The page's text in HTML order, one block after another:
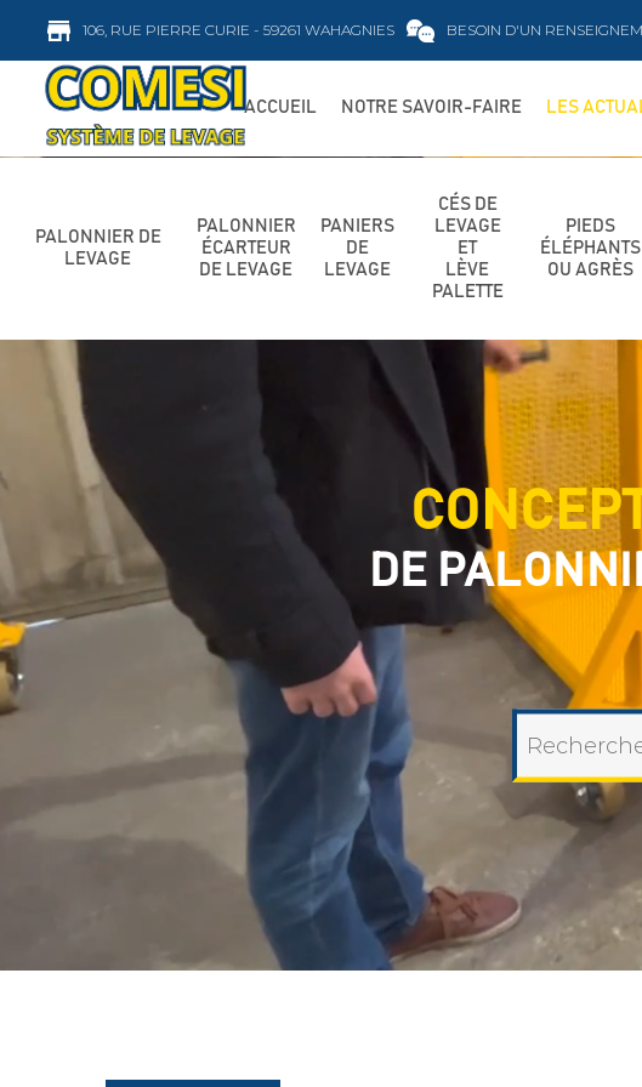
106, RUE PIERRE CURIE - 59261 WAHAGNIES BESOIN D'UN
ACCUEIL NOTRE SAVOIR-FAIRE LES
PALONNIER DE
LEVAGE
PALONNIER
ÉCARTEUR
DE LEVAGE
PANIERS
DE
LEVAGE
CÉS DE
LEVAGE
ET
LÈVE
PALETTE
PIEDS
ÉLÉPHANTS
OU AGRÈS
DE